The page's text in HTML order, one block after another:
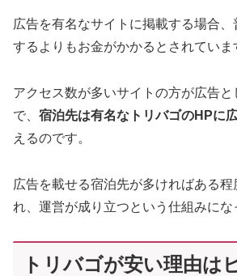
広告を有名なサイトに掲載する場合
するよりもお金がかかるとされていま
アクセス数が多いサイトの方が広告
で、 宿泊先は有名なトリバゴのHPに
えるのです。
広告を載せる宿泊先が多ければある程
れ、運営が成り立つという仕組みにな
トリバゴが安い理由は